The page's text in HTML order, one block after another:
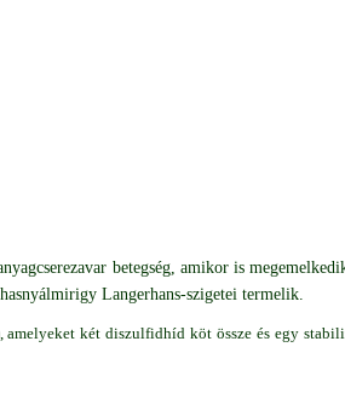
betegség, amikor is
Langerhans-szigetei termelik.
két diszulfidhíd köt össze és egy